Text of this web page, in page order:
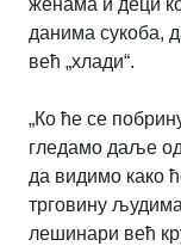
данима сукоба,
већ „хлади“.
„Ко ће се
гледамо даље од
да видимо како
трговину
лешинари већ